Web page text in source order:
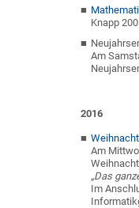
Knapp
Am
2016
Am
„Das
Im